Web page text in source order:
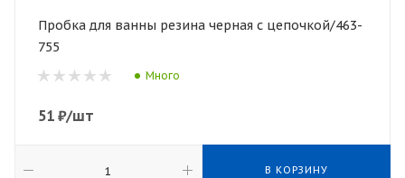
Пробка для ванны резина черная с цепочкой/463-
755
Много
51 ₽/шт
В КОРЗИНУ